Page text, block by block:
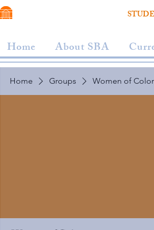
Home About SBA
Home Groups Women of Color